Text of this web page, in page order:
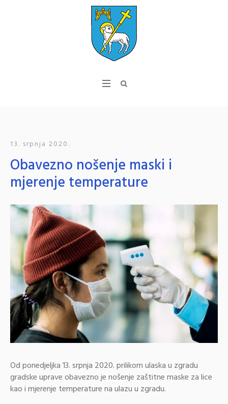
13. srpnja 2020.
Obavezno nošenje maski i
mjerenje temperature
Od ponedjeljka 13. srpnja 2020. prilikom ulaska u zgradu
gradske uprave obavezno je nošenje zaštitne maske za lice
kao i mjerenje temperature na ulazu u zgradu.